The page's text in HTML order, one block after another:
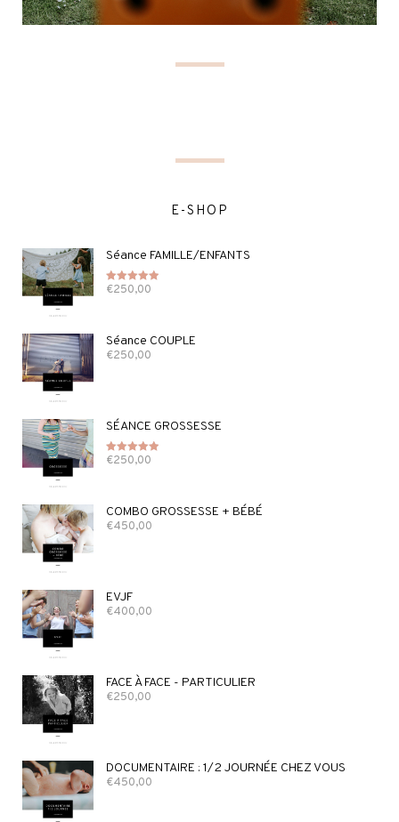
E-SHOP
Séance FAMILLE/ENFANTS
Note5.00
€250,00
Séance COUPLE
€250,00
SÉANCE GROSSESSE
Note5.00
€250,00
COMBO GROSSESSE + BÉBÉ
€450,00
EVJF
€400,00
FACE À FACE - PARTICULIER
€250,00
DOCUMENTAIRE : 1/2 JOURNÉE CHEZ VOUS
€450,00